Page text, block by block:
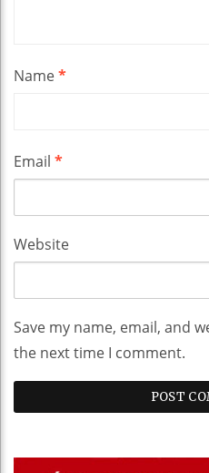
Name*
Email *
Website
Save my name, email, and
the next time I comment.